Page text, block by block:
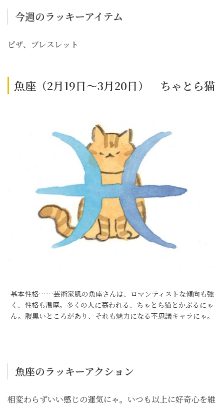
今週のラッキーアイテム
ピザ、ブレスレット
魚座（2月19日～3月20日） ちゃとら猫
基本性格……芸術家肌の魚座さんは、ロマンティストな傾向も強
く、性格も温厚。多くの人に慕われる、ちゃとら猫とかぶるにゃ
ん。腹黒いところがあり、それも魅力になる不思議キャラにゃ。
魚座のラッキーアクション
相変わらずいい感じの運気にゃ。いつも以上に好奇心を維